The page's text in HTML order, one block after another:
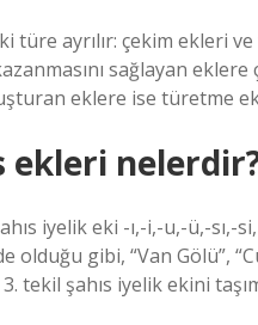
türe ayrılır: çekim ekleri
sağlayan
eklere ise türetme
ekleri
iyelik eki -ı,-i,-u,-ü,-sı,-
olduğu gibi, “Van Gölü”,
tekil şahıs iyelik ekini